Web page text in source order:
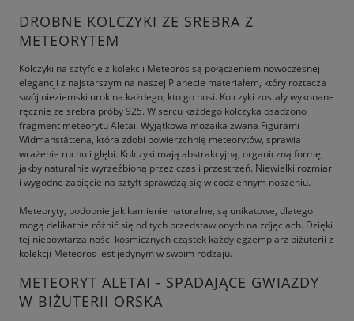
DROBNE KOLCZYKI ZE SREBRA Z
METEORYTEM
Kolczyki na sztyfcie z kolekcji Meteoros są połączeniem nowoczesnej
elegancji z najstarszym na naszej Planecie materiałem, który roztacza
swój nieziemski urok na każdego, kto go nosi. Kolczyki zostały wykonane
ręcznie ze srebra próby 925. W sercu każdego kolczyka osadzono
fragment meteorytu Aletai. Wyjątkowa mozaika zwana Figurami
Widmanstättena, która zdobi powierzchnię meteorytów, sprawia
wrażenie ruchu i głębi. Kolczyki mają abstrakcyjną, organiczną formę,
jakby naturalnie wyrzeźbioną przez czas i przestrzeń. Niewielki rozmiar
i wygodne zapięcie na sztyft sprawdzą się w codziennym noszeniu.
Meteoryty, podobnie jak kamienie naturalne, są unikatowe, dlatego
mogą delikatnie różnić się od tych przedstawionych na zdjęciach. Dzięki
tej niepowtarzalności kosmicznych cząstek każdy egzemplarz biżuterii z
kolekcji Meteoros jest jedynym w swoim rodzaju.
METEORYT ALETAI - SPADAJĄCE GWIAZDY
W BIŻUTERII ORSKA